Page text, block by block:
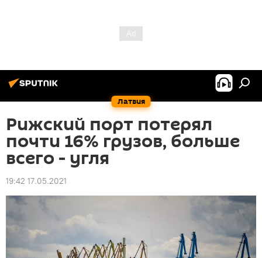
Латвия
Рижский порт потерял
почти 16% грузов, больше
всего - угля
19:42 17.05.2021